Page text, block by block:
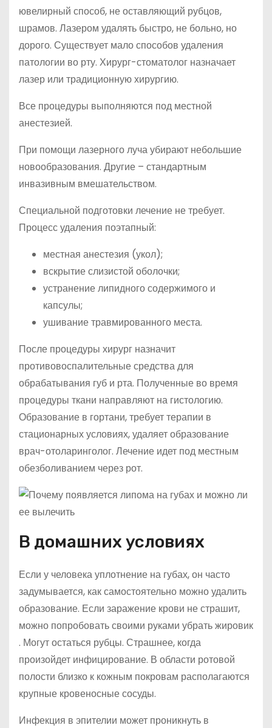
ювелирный способ, не оставляющий рубцов,
шрамов. Лазером удалять быстро, не больно, но
дорого. Существует мало способов удаления
патологии во рту. Хирург-стоматолог назначает
лазер или традиционную хирургию.
Все процедуры выполняются под местной
анестезией.
При помощи лазерного луча убирают небольшие
новообразования. Другие – стандартным
инвазивным вмешательством.
Специальной подготовки лечение не требует.
Процесс удаления поэтапный:
местная анестезия (укол);
вскрытие слизистой оболочки;
устранение липидного содержимого и
капсулы;
ушивание травмированного места.
После процедуры хирург назначит
противовоспалительные средства для
обрабатывания губ и рта. Полученные во время
процедуры ткани направляют на гистологию.
Образование в гортани, требует терапии в
стационарных условиях, удаляет образование
врач-отоларинголог. Лечение идет под местным
обезболиванием через рот.
В домашних условиях
Если у человека уплотнение на губах, он часто
задумывается, как самостоятельно можно удалить
образование. Если заражение крови не страшит,
можно попробовать своими руками убрать жировик
. Могут остаться рубцы. Страшнее, когда
произойдет инфицирование. В области ротовой
полости близко к кожным покровам располагаются
крупные кровеносные сосуды.
Инфекция в эпителии может проникнуть в